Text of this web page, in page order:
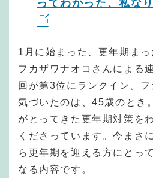
ってわかった、私な
1月に始まった、更年期まっ
フカザワナオコさんによる
回が第3位にランクイン。
気づいたのは、45歳のとき
がとってきた更年期対策を
くださっています。今まさ
ら更年期を迎える方にとっ
なる内容です。